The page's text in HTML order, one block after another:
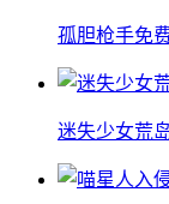
孤胆枪手免
迷失少女荒